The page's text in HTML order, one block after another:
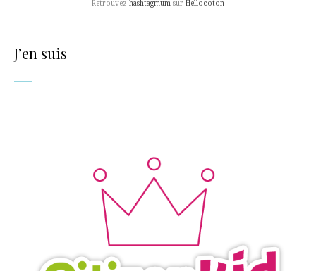
Retrouvez hashtagmum sur Hellocoton
J’en suis